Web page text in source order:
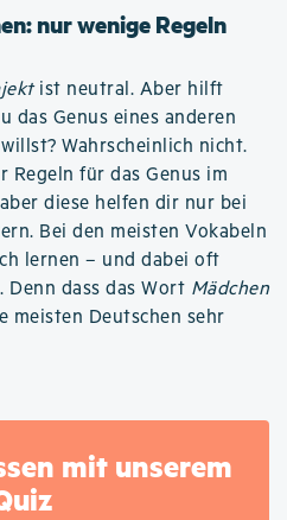
nur wenige Regeln
ist neutral. Aber hilft
das Genus eines anderen
Wahrscheinlich nicht.
Regeln für das Genus im
diese helfen dir nur bei
Bei den meisten Vokabeln
lernen – und dabei oft
dass das Wort Mädchen
meisten Deutschen sehr
mit unserem